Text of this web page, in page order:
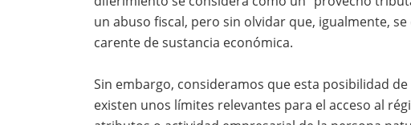
un abuso fiscal, pero sin olvidar que, igualmente,
carente de sustancia económica.
Sin embargo, consideramos que esta posibilidad
existen unos límites relevantes para el acceso al